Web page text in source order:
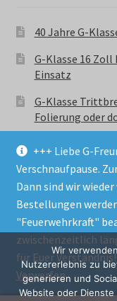
+++ Liebe G-
Verschnaufpause.
Dann sind wir
Bestellungen
"Feuerwehrkraft"
zwischenzeitlich
für Euer
Verwerfen
40 Jahre G-
G-Klasse 16
Einsatz
G-Klasse
Folierung oder
© GParts24 - G-
Ersatzteile &
Alle Preise inkl. der
Wir
Nutzererlebnis zu
generieren und
Website oder